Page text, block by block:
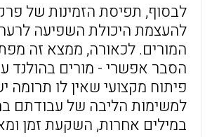
לבסוף, תפיסת הזמינות של
להעצמת היכולת השפיעה לרעה
המורים. לכאורה, ממצא זה
הסבר אפשרי - מורים בהולנד
פיתוח מקצועי שאין לו תרומה
למשימות הליבה של עבודתם
במילים אחרות, השקעת זמן